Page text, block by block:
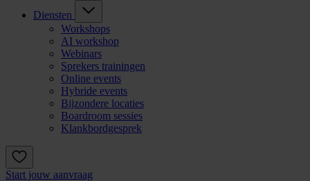
Diensten
Workshops
AI workshop
Webinars
Sprekers trainingen
Online events
Hybride events
Bijzondere locaties
Boardroom sessies
Klankbordgesprek
Start jouw aanvraag